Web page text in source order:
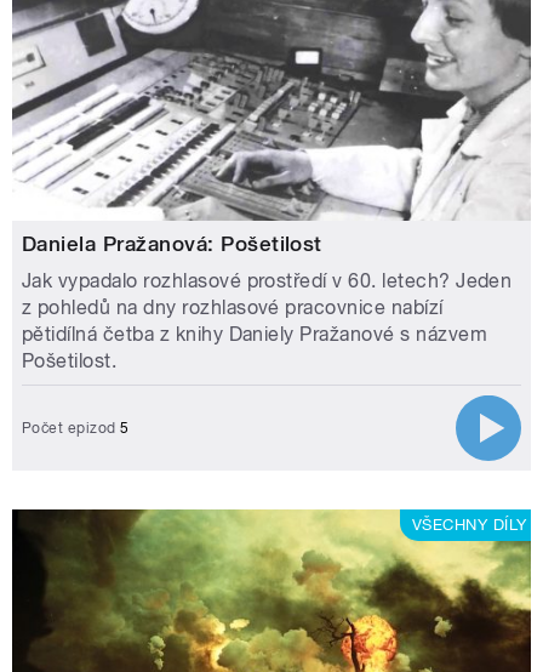
Daniela Pražanová: Pošetilost
Jak vypadalo rozhlasové prostředí v 60. letech? Jeden
z pohledů na dny rozhlasové pracovnice nabízí
pětidílná četba z knihy Daniely Pražanové s názvem
Pošetilost.
Počet epizod 5
VŠECHNY DÍLY